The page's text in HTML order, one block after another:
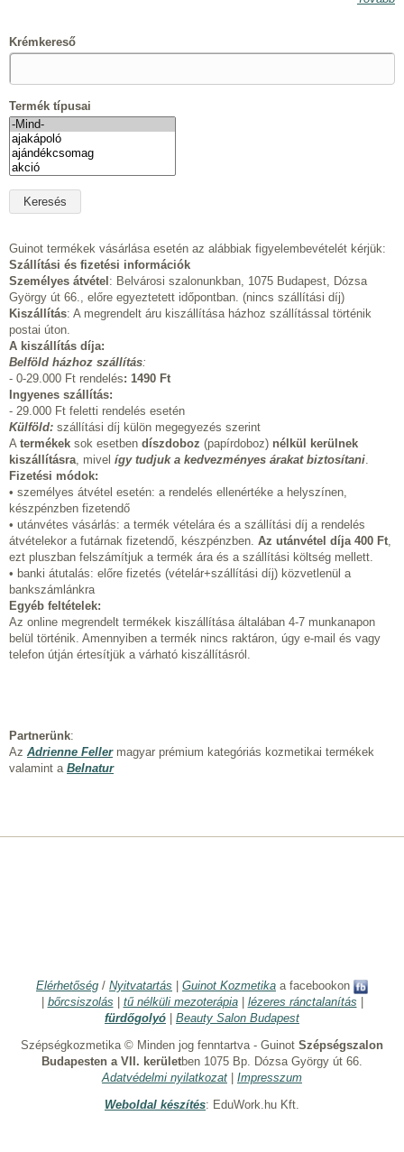
Krémkereső
Termék típusai
Guinot termékek vásárlása esetén az alábbiak figyelembevételét kérjük:
Szállítási és fizetési információk
Személyes átvétel : Belvárosi szalonunkban, 1075 Budapest, Dózsa
György út 66., előre egyeztetett időpontban. (nincs szállítási díj)
Kiszállítás: A megrendelt áru kiszállítása házhoz szállítással történik
postai úton.
A kiszállítás díja:
Belföld házhoz szállítás:
- 0-29.000 Ft rendelés: 1490 Ft
Ingyenes szállítás:
- 29.000 Ft feletti rendelés esetén
Külföld: szállítási díj külön megegyezés szerint
A termékek sok esetben díszdoboz (papírdoboz) nélkül kerülnek
kiszállításra, mivel így tudjuk a kedvezményes árakat biztosítani.
Fizetési módok:
• személyes átvétel esetén: a rendelés ellenértéke a helyszínen,
készpénzben fizetendő
• utánvétes vásárlás: a termék vételára és a szállítási díj a rendelés
átvételekor a futárnak fizetendő, készpénzben. Az utánvétel díja 400 Ft,
ezt pluszban felszámítjuk a termék ára és a szállítási költség mellett.
• banki átutalás: előre fizetés (vételár+szállítási díj) közvetlenül a
bankszámlánkra
Egyéb feltételek:
Az online megrendelt termékek kiszállítása általában 4-7 munkanapon
belül történik. Amennyiben a termék nincs raktáron, úgy e-mail és vagy
telefon útján értesítjük a várható kiszállításról.
Partnerünk:
Az Adrienne Fellermagyar prémium kategóriás kozmetikai termékek
valamint a Belnatur
Elérhetőség / Nyitvatartás Guinot Kozmetika a facebookon
bőrcsiszolás tű nélküli mezoterápia| lézeres ránctalanítás
fürdőgolyó
Beauty Salon Budapest
Szépségkozmetika © Minden jog fenntartva - Guinot Szépségszalon
Budapesten a VII. kerületben 1075 Bp. Dózsa György út 66.
Adatvédelmi nyilatkozat
Impresszum
Weboldal készítés: EduWork.hu Kft.